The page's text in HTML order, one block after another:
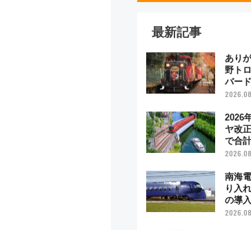
最新記事
あり
野ト
バー
う秋
日「
ー」開
2026
ヤ改
で合
雑緩
南海
り入
の導
リー